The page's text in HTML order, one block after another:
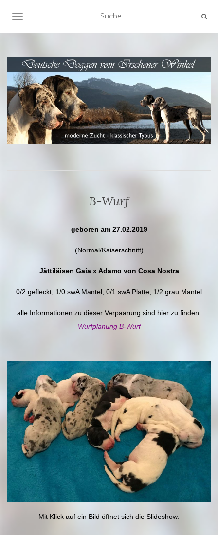
SCHALTE NAVIGATION
B-Wurf
geboren am 27.02.2019
(Normal/Kaiserschnitt)
Jättiläisen Gaia x Adamo von Cosa Nostra
0/2 gefleckt, 1/0 swA Mantel, 0/1 swA Platte, 1/2 grau Mantel
alle Informationen zu dieser Verpaarung sind hier zu finden:
Wurfplanung B-Wurf
Mit Klick auf ein Bild öffnet sich die Slideshow: